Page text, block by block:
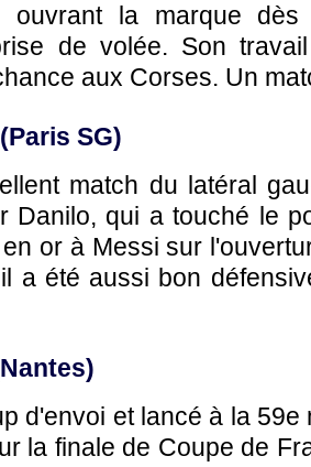
ouvrant la marque
de volée. Son
aux Corses. Un
SG)
match du latéral
Danilo, qui a touché le
or à Messi sur
a été aussi bon
d'envoi et lancé à la 59e
la finale de Coupe de